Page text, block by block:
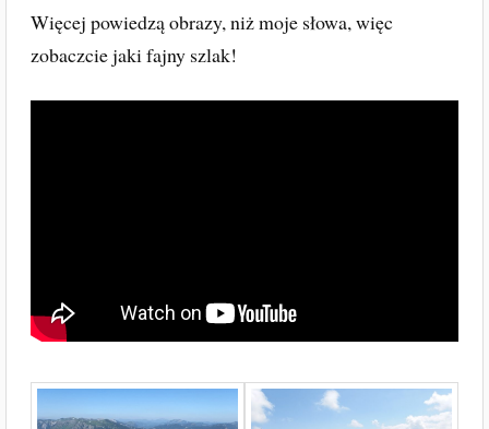
Więcej powiedzą obrazy, niż moje słowa, więc
zobaczcie jaki fajny szlak!